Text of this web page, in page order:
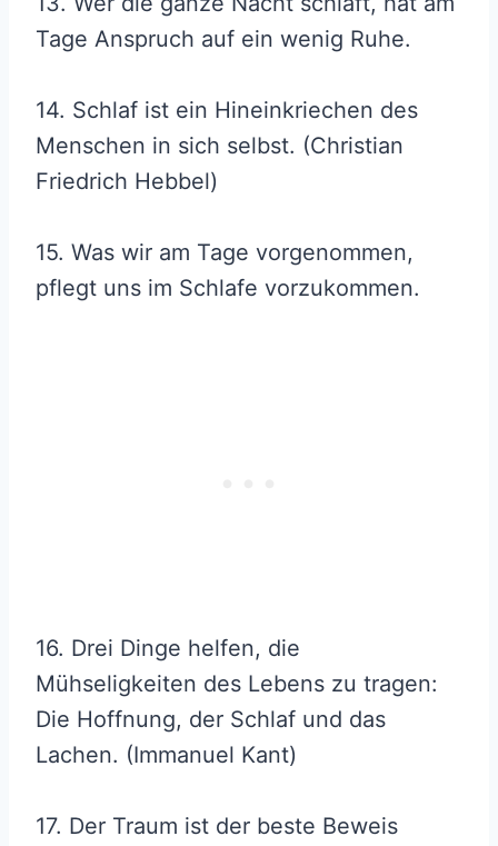
Tage Anspruch auf ein wenig Ruhe.
14. Schlaf ist ein Hineinkriechen des
Menschen in sich selbst. (Christian
Friedrich Hebbel)
15. Was wir am Tage vorgenommen,
pflegt uns im Schlafe vorzukommen.
16. Drei Dinge helfen, die
Mühseligkeiten des Lebens zu tragen:
Die Hoffnung, der Schlaf und das
Lachen. (Immanuel Kant)
17. Der Traum ist der beste Beweis